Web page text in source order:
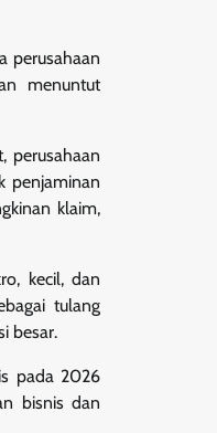
perusahaan
menuntut
perusahaan
penjaminan
klaim,
kecil, dan
tulang
besar.
pada 2026
bisnis dan